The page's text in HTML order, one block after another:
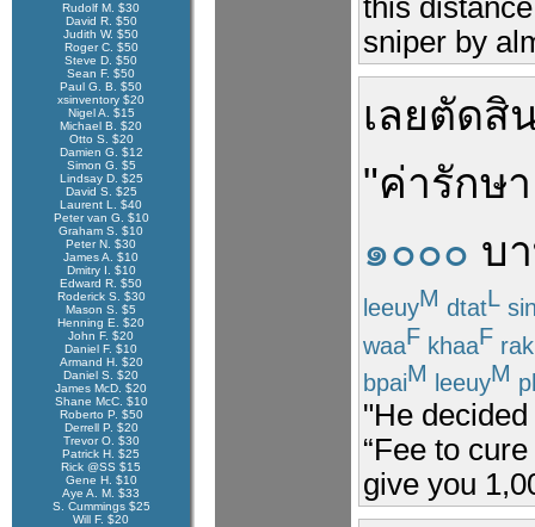
Rudolf M. $30
David R. $50
Judith W. $50
Roger C. $50
Steve D. $50
Sean F. $50
Paul G. B. $50
xsinventory $20
Nigel A. $15
Michael B. $20
Otto S. $20
Damien G. $12
Simon G. $5
Lindsay D. $25
David S. $25
Laurent L. $40
Peter van G. $10
Graham S. $10
Peter N. $30
James A. $10
Dmitry I. $10
Edward R. $50
Roderick S. $30
Mason S. $5
Henning E. $20
John F. $20
Daniel F. $10
Armand H. $20
Daniel S. $20
James McD. $20
Shane McC. $10
Roberto P. $50
Derrell P. $20
Trevor O. $30
Patrick H. $25
Rick @SS $15
Gene H. $10
Aye A. M. $33
S. Cummings $25
Will F. $20
this
sniper by
เลยตัดสิ
"ค่ารักษา
๑๐๐๐ บ
leeuyM dtatL
waaF khaaF rak
bpaiM leeuyM
"He
“Fee to
give you